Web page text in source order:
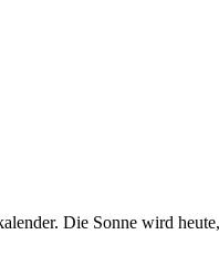
Die Sonne wird